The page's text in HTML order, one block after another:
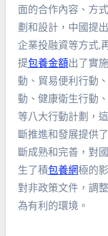
面的合作內容、方
劃和設計，中國提
企業投融資等方式,
提包養金額出了實
動、貿易便利行動
動、健康衛生行動
等八大行動計劃，
斷推進和發展提供
斷成熟和完善，對
生了積包養網極的
對非政策文件，調
為有利的環境。